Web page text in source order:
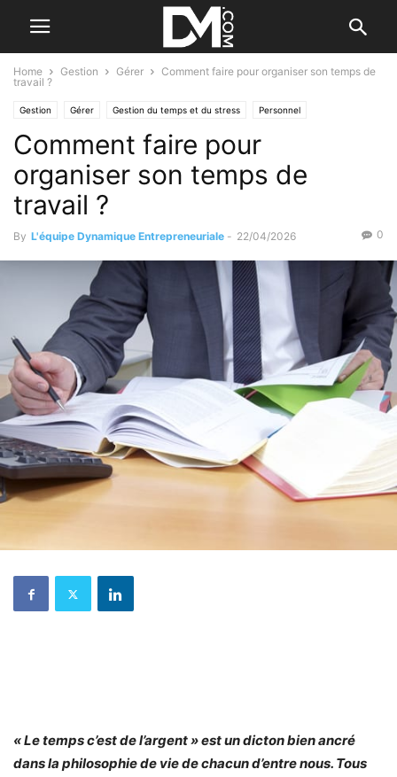
Home Gestion Gérer
Comment faire pour organiser son temps de
travail ?
Gestion Gérer Gestion du temps et du stress Personnel
Comment faire pour
organiser son temps de
travail ?
By L'équipe Dynamique Entrepreneuriale - 22/04/2026 0
« Le temps c’est de l’argent » est un dicton bien ancré
dans la philosophie de vie de chacun d’entre nous. Tous